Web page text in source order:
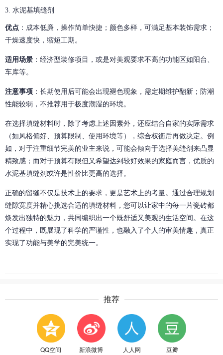
3. 水泥基填缝剂
优点 ：成本低廉，操作简单快捷；颜色多样，可满足基本装饰需求；
干燥速度快，缩短工期。
适用场景 ：经济型装修项目，或是对美观要求不高的功能区如阳台、
车库等。
注意事项 ：长期使用后可能会出现褪色现象，需定期维护翻新；防潮
性能较弱，不推荐用于极度潮湿的环境。
在选择填缝材料时，除了考虑上述因素外，还应结合自家的实际需求
（如风格偏好、预算限制、使用环境等），综合权衡后再做决定。例
如，对于注重细节完美的业主来说，可能会倾向于选择美缝剂来凸显
精致感；而对于预算有限但又希望达到较好效果的家庭而言，优质的
水泥基填缝剂或许是性价比更高的选择。
正确的留缝不仅是技术上的要求，更是艺术上的考量。通过合理规划
缝隙宽度并精心挑选合适的填缝材料，您可以让家中的每一片瓷砖都
焕发出独特的魅力，共同编织出一个既舒适又美观的生活空间。在这
个过程中，既展现了科学的严谨性，也融入了个人的审美情趣，真正
实现了功能与美学的完美统一。
推荐
QQ空间 新浪微博 人人网 豆瓣